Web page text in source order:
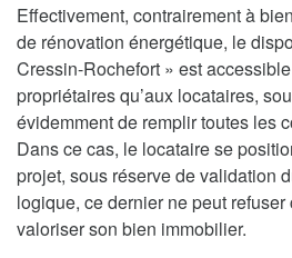
Effectivement, contrairement à
de rénovation énergétique, le
Cressin-Rochefort » est
propriétaires qu’aux locataires,
évidemment de remplir toutes les
Dans ce cas, le locataire se
projet, sous réserve de validation
logique, ce dernier ne peut
valoriser son bien immobilier.